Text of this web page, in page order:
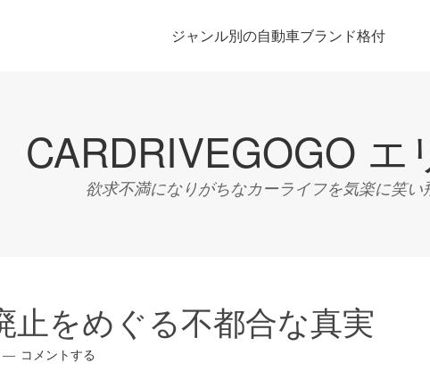
ジャンル別の自動車ブランド格付
CARDRIVEGOGO エ
欲求不満になりがちなカーライフを気楽に笑い
止をめぐる不都合な真実
コメントする